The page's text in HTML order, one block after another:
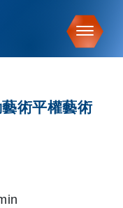
術平權藝術